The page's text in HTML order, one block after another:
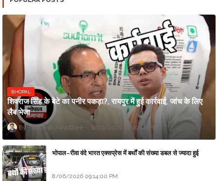
BHOPAL
शिवराज सिंह के बेटे का पनीर पकड़ा?, रायपुर में हुई कार्रवाई, जांच के लिए
लैब भेजा
Updesh Awasthee 8/06/2026 10:09:00 PM
भोपाल–रीवा वंदे भारत एक्सप्रेस में बर्थों की संख्या डबल से ज्यादा हुई
8/06/2026 09:14:00 PM